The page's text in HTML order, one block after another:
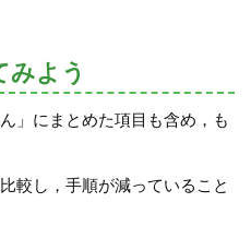
みよう
」にまとめた項目も含め，も
較し，手順が減っていること